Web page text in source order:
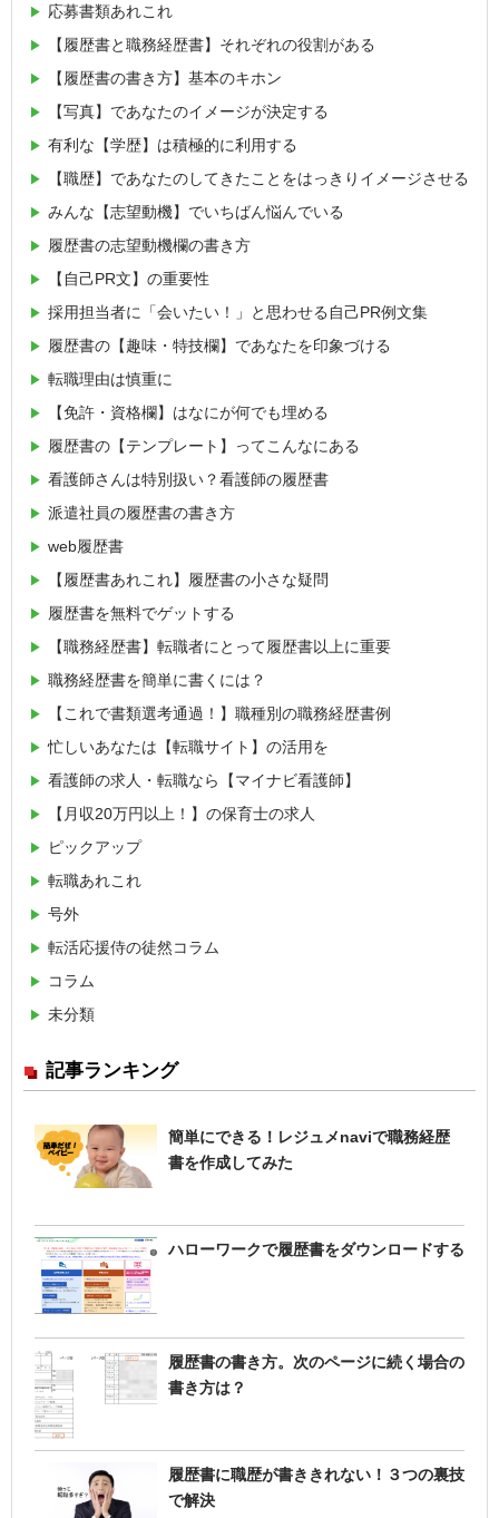
応募書類あれこれ
【履歴書と職務経歴書】それぞれの役割がある
【履歴書の書き方】基本のキホン
【写真】であなたのイメージが決定する
有利な【学歴】は積極的に利用する
【職歴】であなたのしてきたことをはっきりイメージさせる
みんな【志望動機】でいちばん悩んでいる
履歴書の志望動機欄の書き方
【自己PR文】の重要性
採用担当者に「会いたい！」と思わせる自己PR例文集
履歴書の【趣味・特技欄】であなたを印象づける
転職理由は慎重に
【免許・資格欄】はなにが何でも埋める
履歴書の【テンプレート】ってこんなにある
看護師さんは特別扱い？看護師の履歴書
派遣社員の履歴書の書き方
web履歴書
【履歴書あれこれ】履歴書の小さな疑問
履歴書を無料でゲットする
【職務経歴書】転職者にとって履歴書以上に重要
職務経歴書を簡単に書くには？
【これで書類選考通過！】職種別の職務経歴書例
忙しいあなたは【転職サイト】の活用を
看護師の求人・転職なら【マイナビ看護師】
【月収20万円以上！】の保育士の求人
ピックアップ
転職あれこれ
号外
転活応援侍の徒然コラム
コラム
未分類
記事ランキング
簡単にできる！レジュメnaviで職務経歴
書を作成してみた
ハローワークで履歴書をダウンロードする
履歴書の書き方。次のページに続く場合の
書き方は？
履歴書に職歴が書ききれない！３つの裏技
で解決